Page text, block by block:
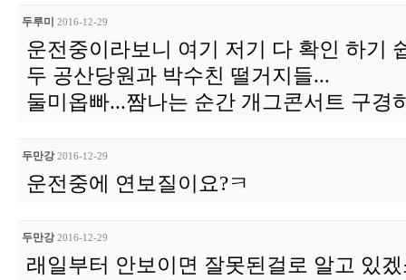
두루미 2016-12-29
운전중이라보니 여기 저기 다 확인 하기
두 공산당원과 박수친 떨거지들...
둘미옵빠...짬나는 순간 개그콘서트 구경
두만강 2016-12-29
운전중에 연보질이요?ㅋ
두만강 2016-12-29
래일부터 안보이면 잘못된걸로 알고 있